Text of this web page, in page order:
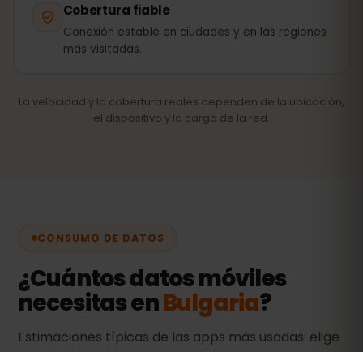
Cobertura fiable
Conexión estable en ciudades y en las regiones
más visitadas.
La velocidad y la cobertura reales dependen de la ubicación,
el dispositivo y la carga de la red.
CONSUMO DE DATOS
¿Cuántos datos móviles
necesitas enBulgaria?
Estimaciones típicas de las apps más usadas: elige